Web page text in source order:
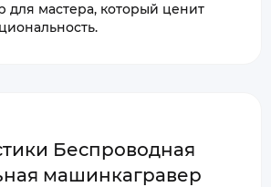
для мастера, который ценит
Беспроводная
машинкагравер